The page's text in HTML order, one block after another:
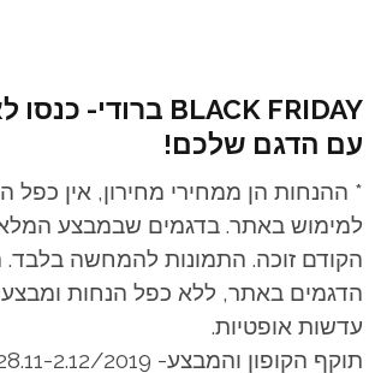
BLACK FRIDAY ברודי- כנס
ו
עם הדגם שלכם!
* ההנחות הן ממחירי מחירון, אין כפל
למימוש באתר. בדגמים שבמבצע
הקודם זוכה. התמונות להמחשה בלבד.
הדגמים באתר, ללא כפל הנחות
עדשות אופטיות.
תוקף הקופון והמבצע- 28.11-2.12/2019